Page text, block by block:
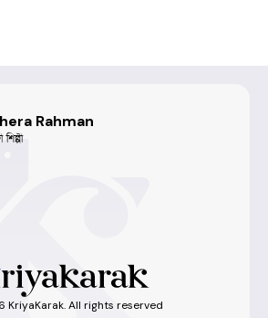
Rahman
KriyaKarak. All rights reserved